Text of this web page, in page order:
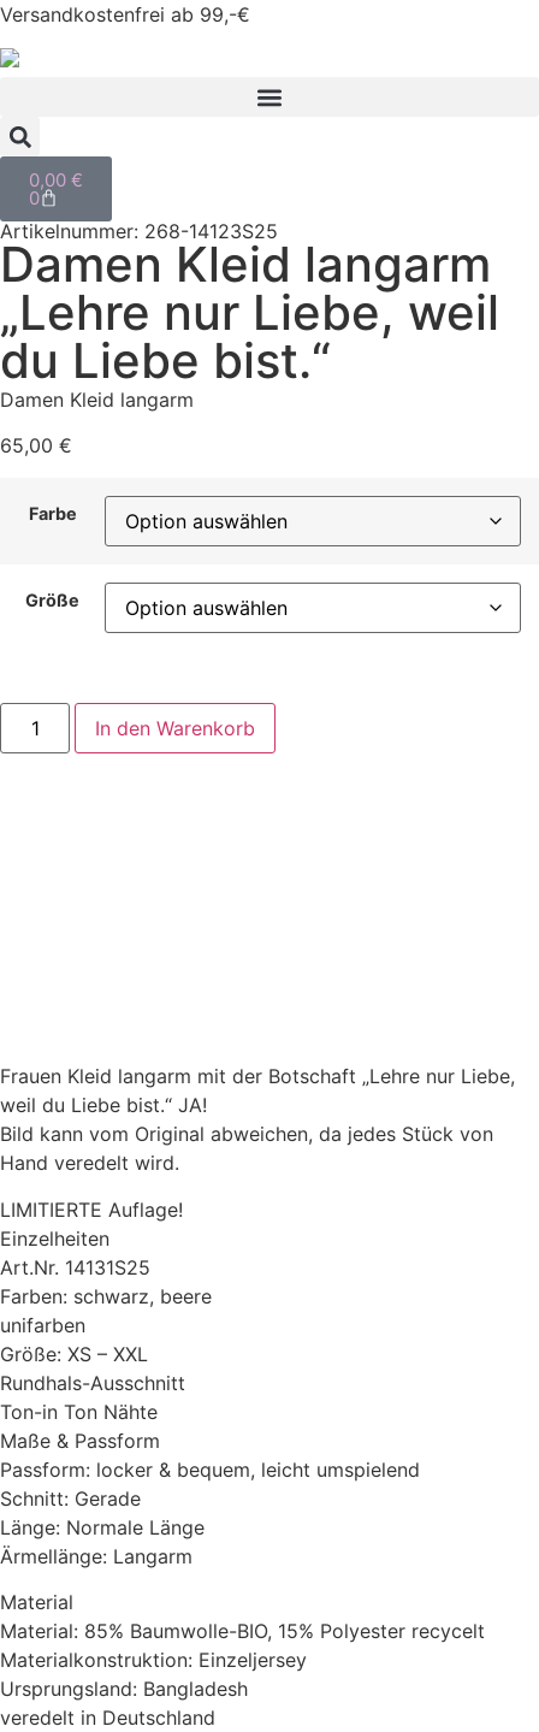
Versandkostenfrei ab 99,-€
0,00 €
0
Artikelnummer: 268-14123S25
Damen Kleid langarm
„Lehre nur Liebe, weil
du Liebe bist.“
Damen Kleid langarm
65,00 €
Farbe
Größe
In den Warenkorb
Frauen Kleid langarm mit der Botschaft „Lehre nur Liebe,
weil du Liebe bist.“ JA!
Bild kann vom Original abweichen, da jedes Stück von
Hand veredelt wird.
LIMITIERTE Auflage!
Einzelheiten
Art.Nr. 14131S25
Farben: schwarz, beere
unifarben
Größe: XS – XXL
Rundhals-Ausschnitt
Ton-in Ton Nähte
Maße & Passform
Passform: locker & bequem, leicht umspielend
Schnitt: Gerade
Länge: Normale Länge
Ärmellänge: Langarm
Material
Material: 85% Baumwolle-BIO, 15% Polyester recycelt
Materialkonstruktion: Einzeljersey
Ursprungsland: Bangladesh
veredelt in Deutschland